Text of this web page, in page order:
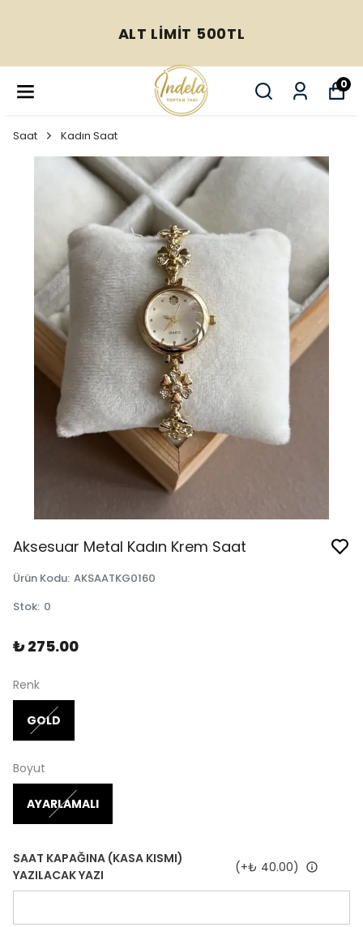
ALT LİMİT 500TL
0
Saat Kadın Saat
Aksesuar Metal Kadın Krem Saat
Ürün Kodu: AKSAATKG0160
Stok: 0
₺ 275.00
Renk
GOLD
Boyut
AYARLAMALI
SAAT KAPAĞINA (KASA KISMI)
YAZILACAK YAZI
(+₺ 40.00)